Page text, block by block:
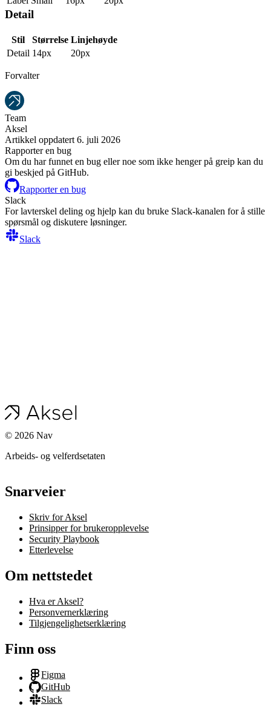
Detail
Stil Størrelse Linjehøyde
Detail 14px 20px
Forvalter
Team
Aksel
Artikkel oppdatert 6. juli 2026
Rapporter en bug
Om du har funnet en bug eller noe som ikke henger på greip kan du
gi beskjed på GitHub.
Rapporter en bug
Slack
For lavterskel deling og hjelp kan du bruke Slack-kanalen for å stille
spørsmål og diskutere løsninger.
Slack
© 2026 Nav
Arbeids- og velferdsetaten
Snarveier
Skriv for Aksel
Prinsipper for brukeropplevelse
Security Playbook
Etterlevelse
Om nettstedet
Hva er Aksel?
Personvernerklæring
Tilgjengelighetserklæring
Finn oss
Figma
GitHub
Slack